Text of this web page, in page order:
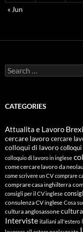
« Jun
Search
for:
CATEGORIES
Attualita e Lavoro
cercare lavorocercare
colloqui di lavorocolloqui
colloquio di lavoro in inglese
come cercare lavoro da
come scrivere un CV comprare
comprare casa inghilterra
consigli per il CV inglese
consulenza CV inglese Cosa
cultura anglosassone
Interviste italiani all'estero